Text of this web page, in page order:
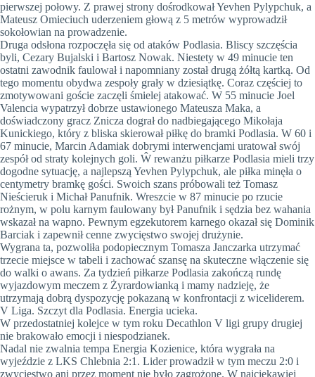
pierwszej połowy. Z prawej strony dośrodkował Yevhen Pylypchuk, a
Mateusz Omieciuch uderzeniem głową z 5 metrów wyprowadził
sokołowian na prowadzenie.
Druga odsłona rozpoczęła się od ataków Podlasia. Bliscy szczęścia
byli, Cezary Bujalski i Bartosz Nowak. Niestety w 49 minucie ten
ostatni zawodnik faulował i napomniany został drugą żółtą kartką. Od
tego momentu obydwa zespoły grały w dziesiątkę. Coraz częściej to
zmotywowani goście zaczęli śmielej atakować. W 55 minucie Joel
Valencia wypatrzył dobrze ustawionego Mateusza Maka, a
doświadczony gracz Znicza dograł do nadbiegającego Mikołaja
Kunickiego, który z bliska skierował piłkę do bramki Podlasia. W 60 i
67 minucie, Marcin Adamiak dobrymi interwencjami uratował swój
zespół od straty kolejnych goli. Ŵ rewanżu piłkarze Podlasia mieli trzy
dogodne sytuację, a najlepszą Yevhen Pylypchuk, ale piłka minęła o
centymetry bramkę gości. Swoich szans próbowali też Tomasz
Nieścieruk i Michał Panufnik. Wreszcie w 87 minucie po rzucie
rożnym, w polu karnym faulowany był Panufnik i sędzia bez wahania
wskazał na wapno. Pewnym egzekutorem karnego okazał się Dominik
Barciak i zapewnił cenne zwycięstwo swojej drużynie.
Wygrana ta, pozwoliła podopiecznym Tomasza Janczarka utrzymać
trzecie miejsce w tabeli i zachować szansę na skuteczne włączenie się
do walki o awans. Za tydzień piłkarze Podlasia zakończą rundę
wyjazdowym meczem z Żyrardowianką i mamy nadzieję, że
utrzymają dobrą dyspozycję pokazaną w konfrontacji z wiceliderem.
V Liga. Szczyt dla Podlasia. Energia ucieka.
W przedostatniej kolejce w tym roku Decathlon V ligi grupy drugiej
nie brakowało emocji i niespodzianek.
Nadal nie zwalnia tempa Energia Kozienice, która wygrała na
wyjeździe z LKS Chlebnia 2:1. Lider prowadził w tym meczu 2:0 i
zwycięstwo ani przez moment nie było zagrożone. W najciekawiej